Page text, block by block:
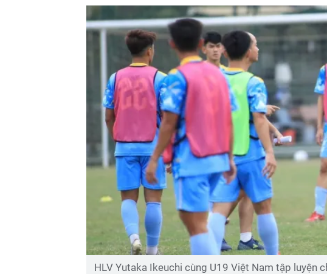
HLV Yutaka Ikeuchi cùng U19 Việt Nam tập luyện